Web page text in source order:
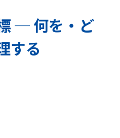
─ 何を・ど
する